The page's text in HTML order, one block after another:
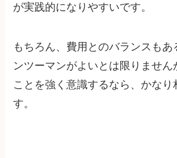
が実践的になりやすいです。
もちろん、費用とのバランスもあ
ンツーマンがよいとは限りません
ことを強く意識するなら、かなり
す。